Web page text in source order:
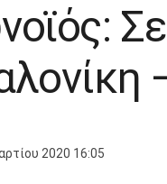
2020 16:05